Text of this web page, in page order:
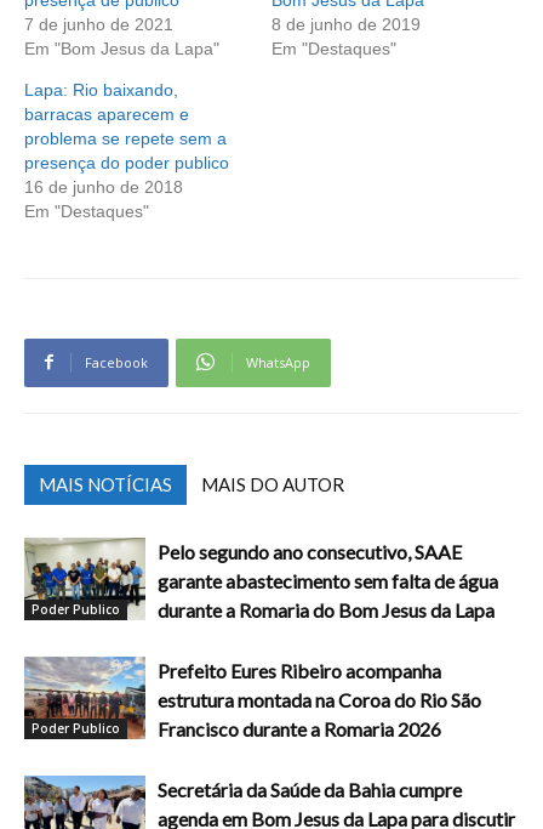
7 de junho de 2021
Em "Bom Jesus da Lapa"
8 de junho de 2019
Em "Destaques"
Lapa: Rio baixando,
barracas aparecem e
problema se repete sem a
presença do poder publico
16 de junho de 2018
Em "Destaques"
Facebook WhatsApp
MAIS NOTÍCIAS MAIS DO AUTOR
Poder Publico
Pelo segundo ano consecutivo, SAAE
garante abastecimento sem falta de água
durante a Romaria do Bom Jesus da Lapa
Poder Publico
Prefeito Eures Ribeiro acompanha
estrutura montada na Coroa do Rio São
Francisco durante a Romaria 2026
Secretária da Saúde da Bahia cumpre
agenda em Bom Jesus da Lapa para discutir